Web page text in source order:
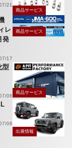
21
商品サービス
レ
発
17
商品サービス
型
08
商品サービス
08
出展情報